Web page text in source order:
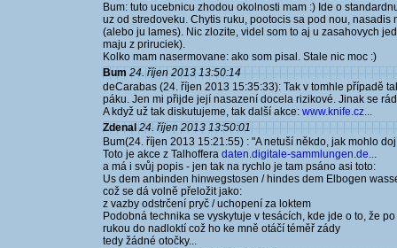
Bum: tuto ucebnicu zhodou okolnosti mam :) Ide o
uz od stredoveku. Chytis ruku, pootocis sa pod nou,
(alebo ju lames). Nic zlozite, videl som to aj u zasahovych
maju z priruciek).
Kolko mam nasermovane: ako som pisal. Stale nic moc :)
Bum 24. říjen 2013 13:50:14
deCarabas (24. říjen 2013 15:35:33): Tak v tomhle případě
páku. Jen mi přijde její nasazení docela rizikové. Jinak se
A když už tak diskutujeme, tak další akce: www.knife.cz...
Zdenal 24. říjen 2013 13:50:01
Bum(24. říjen 2013 15:21:55) : "A netuší někdo, jak mohlo
Toto je akce z Talhoffera daten.digitale-sammlungen.de...
a má i svůj popis - jen tak na rychlo je tam psáno asi toto:
Us dem anbinden hinwegstosen / hindes dem Elbogen
což se dá volně přeložit jako:
z vazby odstrčení pryč / uchopení za loktem
Podobná technika se vyskytuje v tesácích, kde jde o to, že
rukou do nadloktí což ho ke mně otáčí téměř zády
tedy žádné otočky...